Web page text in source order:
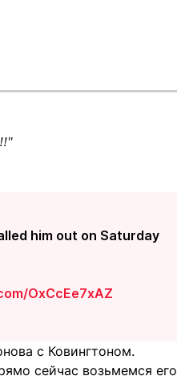
him out on Saturday
OxCcEe7xAZ
с Ковингтоном.
сейчас возьмемся его